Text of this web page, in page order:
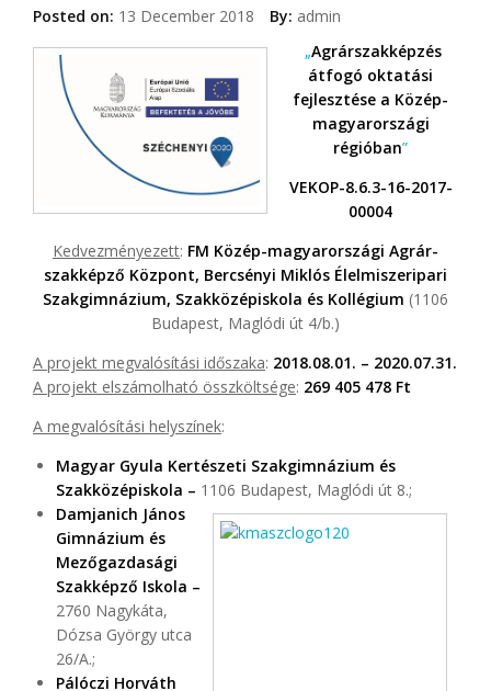
Posted on: 13 December 2018 By: admin
„Agrárszakképzés
átfogó oktatási
fejlesztése a Közép-
magyarországi
régióban”
VEKOP-8.6.3-16-2017-
00004
Kedvezményezett: FM Közép-magyarországi Agrár-
szakképző Központ, Bercsényi Miklós Élelmiszeripari
Szakgimnázium, Szakközépiskola és Kollégium (1106
Budapest, Maglódi út 4/b.)
A projekt megvalósítási időszaka: 2018.08.01. – 2020.07.31.
A projekt elszámolható összköltsége: 269 405 478 Ft
A megvalósítási helyszínek:
Magyar Gyula Kertészeti Szakgimnázium és
Szakközépiskola – 1106 Budapest, Maglódi út 8.;
Damjanich János
Gimnázium és
Mezőgazdasági
Szakképző Iskola –
2760 Nagykáta,
Dózsa György utca
26/A.;
Pálóczi Horváth